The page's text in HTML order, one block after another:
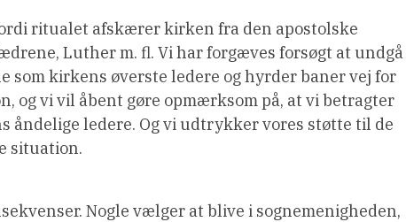
ritualet afskærer kirken fra den apostolske
Luther m. fl. Vi har forgæves forsøgt at undgå
som kirkens øverste ledere og hyrder baner vej for
og vi vil åbent gøre opmærksom på, at vi betragter
åndelige ledere. Og vi udtrykker vores støtte til de
situation.
Nogle vælger at blive i sognemenigheden,